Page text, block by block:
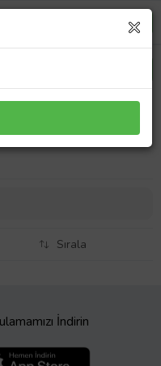
Girerken Ellerini
Malzeme 25x35cm
Sırala
İndirin